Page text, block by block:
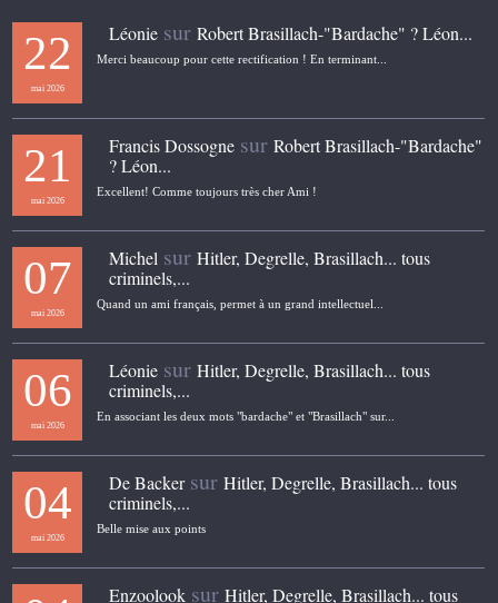
22
mai 2026
Léonie surRobert Brasillach-"Bardache" ? Léon...
Merci beaucoup pour cette rectification ! En terminant...
21
mai 2026
Francis Dossogne surRobert Brasillach-"Bardache"
? Léon...
Excellent! Comme toujours très cher Ami !
07
mai 2026
Michel surHitler, Degrelle, Brasillach... tous
criminels,...
Quand un ami français, permet à un grand intellectuel...
06
mai 2026
Léonie surHitler, Degrelle, Brasillach... tous
criminels,...
En associant les deux mots "bardache" et "Brasillach" sur...
04
mai 2026
De BackersurHitler, Degrelle, Brasillach... tous
criminels,...
Belle mise aux points
Enzoolook surHitler, Degrelle, Brasillach... tous